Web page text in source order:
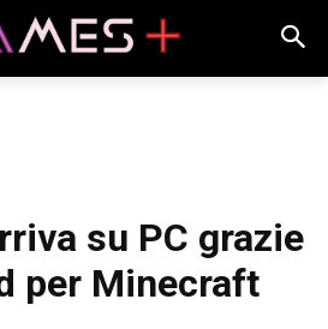
su PC grazie
per Minecraft